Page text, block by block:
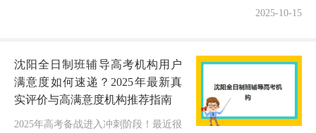
2025-10-15
沈阳全日制班辅导高考机构用户
满意度如何速递？2025年最新真
实评价与高满意度机构推荐指南
2025年高考备战进入冲刺阶段！最近很